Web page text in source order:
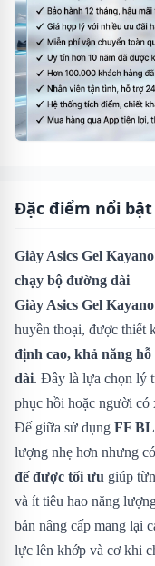
Đặc điểm nổi bật
Giày Asics Gel
chạy bộ đường dài
Giày Asics Gel
huyền thoại, được thiết
định cao, khả năng
dài. Đây là lựa chọn lý
phục hồi hoặc người có
Đế giữa sử dụng FF
lượng nhẹ hơn nhưng
đế được tối ưu giúp
và ít tiêu hao năng
bản nâng cấp mang lại
lực lên khớp và cơ khi